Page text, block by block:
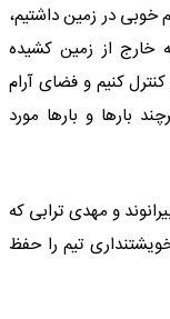
خوبی در زمین داشتیم،
خارج از زمین کشیده
کنیم و فضای آرام
بارها و بارها مورد
و مهدی ترابی که
تیم را حفظ